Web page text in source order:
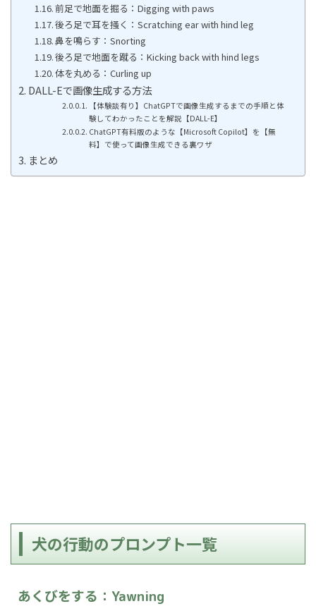
前足で地面を掘る：Digging with paws
後ろ足で耳を掻く：Scratching ear with hind leg
鼻を鳴らす：Snorting
後ろ足で地面を蹴る：Kicking back with hind legs
体を丸める：Curling up
DALL-Eで画像生成する方法
【体験談有り】ChatGPTで画像生成するまでの手順と体
験してわかったことを解説【DALL-E】
ChatGPT有料版のような【Microsoft Copilot】を【無
料】で使って画像生成できる裏ワザ
まとめ
犬の行動のプロンプト一覧
あくびをする ：Yawning